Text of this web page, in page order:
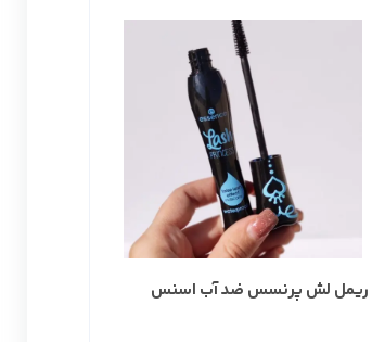
ریمل لش پرنسس ضد آب اسنس